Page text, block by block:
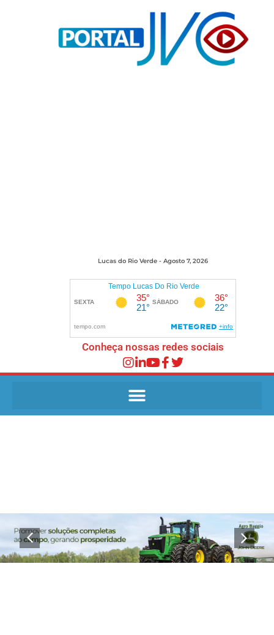
Lucas do Rio Verde - Agosto 7, 2026
Conheça nossas redes sociais